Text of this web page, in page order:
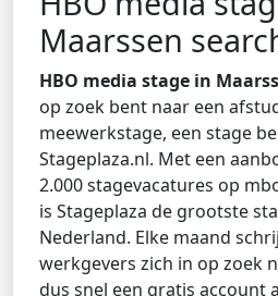
Maarssen
HBO media stage in
op zoek bent naar een
meewerkstage, een stage
Stageplaza.nl. Met een
2.000 stagevacatures op
is Stageplaza de grootste
Nederland. Elke maand
werkgevers zich in op zoek
dus snel een gratis account